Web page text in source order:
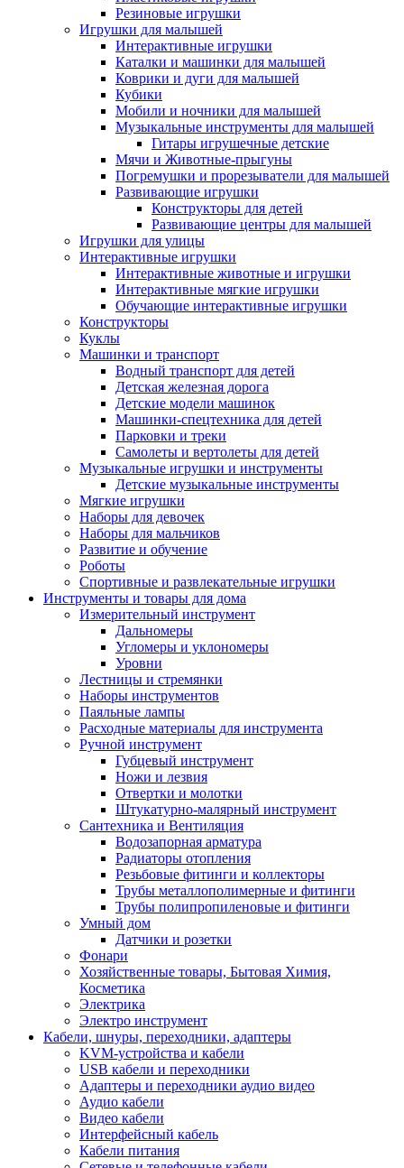
Резиновые игрушки
Игрушки для малышей
Интерактивные игрушки
Каталки и машинки для малышей
Коврики и дуги для малышей
Кубики
Мобили и ночники для малышей
Музыкальные инструменты для малышей
Гитары игрушечные детские
Мячи и Животные-прыгуны
Погремушки и прорезыватели для малышей
Развивающие игрушки
Конструкторы для детей
Развивающие центры для малышей
Игрушки для улицы
Интерактивные игрушки
Интерактивные животные и игрушки
Интерактивные мягкие игрушки
Обучающие интерактивные игрушки
Конструкторы
Куклы
Машинки и транспорт
Водный транспорт для детей
Детская железная дорога
Детские модели машинок
Машинки-спецтехника для детей
Парковки и треки
Самолеты и вертолеты для детей
Музыкальные игрушки и инструменты
Детские музыкальные инструменты
Мягкие игрушки
Наборы для девочек
Наборы для мальчиков
Развитие и обучение
Роботы
Спортивные и развлекательные игрушки
Инструменты и товары для дома
Измерительный инструмент
Дальномеры
Угломеры и уклономеры
Уровни
Лестницы и стремянки
Наборы инструментов
Паяльные лампы
Расходные материалы для инструмента
Ручной инструмент
Губцевый инструмент
Ножи и лезвия
Отвертки и молотки
Штукатурно-малярный инструмент
Сантехника и Вентиляция
Водозапорная арматура
Радиаторы отопления
Резьбовые фитинги и коллекторы
Трубы металлополимерные и фитинги
Трубы полипропиленовые и фитинги
Умный дом
Датчики и розетки
Фонари
Хозяйственные товары, Бытовая Химия,
Косметика
Электрика
Электро инструмент
Кабели, шнуры, переходники, адаптеры
KVM-устройства и кабели
USB кабели и переходники
Адаптеры и переходники аудио видео
Аудио кабели
Видео кабели
Интерфейсный кабель
Кабели питания